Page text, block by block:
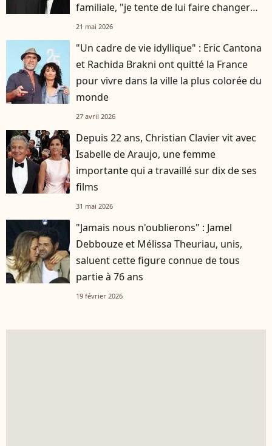
familiale, "je tente de lui faire changer
d'avis"
21 mai 2026
"Un cadre de vie idyllique" : Eric Cantona
et Rachida Brakni ont quitté la France
pour vivre dans la ville la plus colorée du
monde
27 avril 2026
Depuis 22 ans, Christian Clavier vit avec
Isabelle de Araujo, une femme
importante qui a travaillé sur dix de ses
films
31 mai 2026
"Jamais nous n'oublierons" : Jamel
Debbouze et Mélissa Theuriau, unis,
saluent cette figure connue de tous
partie à 76 ans
19 février 2026